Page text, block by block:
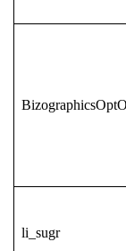
li_sugr